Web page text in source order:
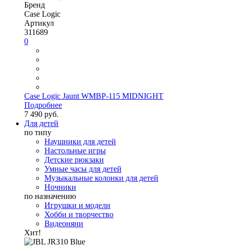
Бренд
Case Logic
Артикул
311689
0
Case Logic Jaunt WMBP-115 MIDNIGHT
Подробнее
7 490 руб.
Для детей
по типу
Наушники для детей
Настольные игры
Детские рюкзаки
Умные часы для детей
Музыкальные колонки для детей
Ночники
по назначению
Игрушки и модели
Хобби и творчество
Видеоняни
Хит!